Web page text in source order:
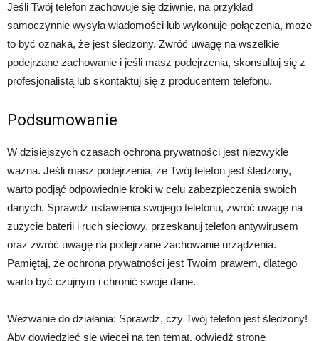
Jeśli Twój telefon zachowuje się dziwnie, na przykład
samoczynnie wysyła wiadomości lub wykonuje połączenia, może
to być oznaka, że jest śledzony. Zwróć uwagę na wszelkie
podejrzane zachowanie i jeśli masz podejrzenia, skonsultuj się z
profesjonalistą lub skontaktuj się z producentem telefonu.
Podsumowanie
W dzisiejszych czasach ochrona prywatności jest niezwykle
ważna. Jeśli masz podejrzenia, że Twój telefon jest śledzony,
warto podjąć odpowiednie kroki w celu zabezpieczenia swoich
danych. Sprawdź ustawienia swojego telefonu, zwróć uwagę na
zużycie baterii i ruch sieciowy, przeskanuj telefon antywirusem
oraz zwróć uwagę na podejrzane zachowanie urządzenia.
Pamiętaj, że ochrona prywatności jest Twoim prawem, dlatego
warto być czujnym i chronić swoje dane.
Wezwanie do działania: Sprawdź, czy Twój telefon jest śledzony!
Aby dowiedzieć się więcej na ten temat, odwiedź stronę